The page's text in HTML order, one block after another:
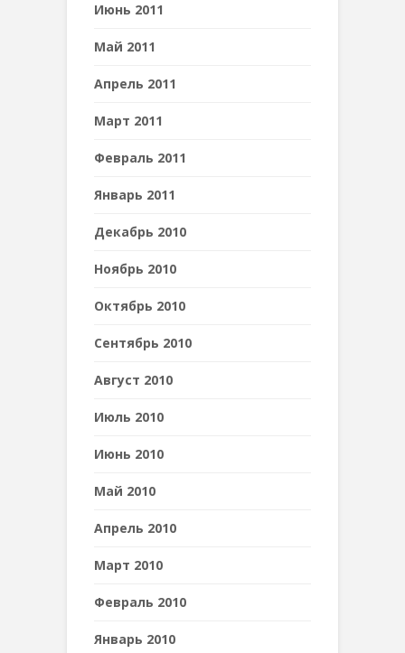
Июнь 2011
Май 2011
Апрель 2011
Март 2011
Февраль 2011
Январь 2011
Декабрь 2010
Ноябрь 2010
Октябрь 2010
Сентябрь 2010
Август 2010
Июль 2010
Июнь 2010
Май 2010
Апрель 2010
Март 2010
Февраль 2010
Январь 2010